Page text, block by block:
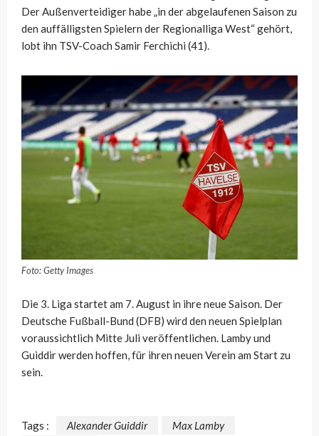
Der Außenverteidiger habe „in der abgelaufenen Saison zu
den auffälligsten Spielern der Regionalliga West“ gehört,
lobt ihn TSV-Coach Samir Ferchichi (41).
Foto: Getty Images
Die 3. Liga startet am 7. August in ihre neue Saison. Der
Deutsche Fußball-Bund (DFB) wird den neuen Spielplan
voraussichtlich Mitte Juli veröffentlichen. Lamby und
Guiddir werden hoffen, für ihren neuen Verein am Start zu
sein.
Tags : Alexander Guiddir
Max Lamby